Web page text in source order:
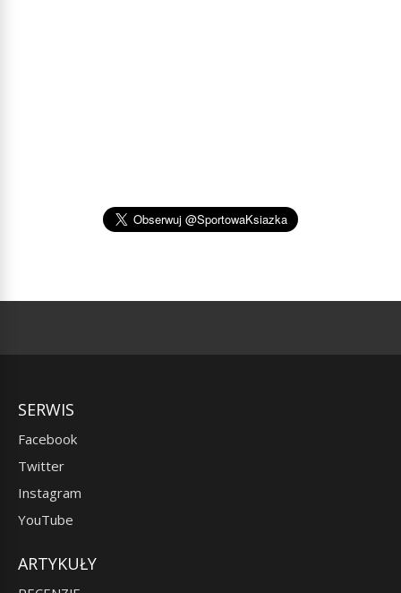
SERWIS
Facebook
Twitter
Instagram
YouTube
ARTYKUŁY